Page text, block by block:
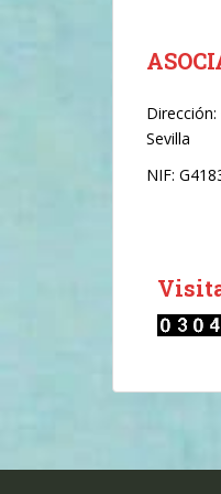
n
i
o
*
Dirección:
Sevilla
NIF: